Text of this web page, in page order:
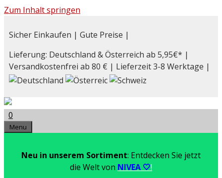
Zum Inhalt springen
Sicher Einkaufen | Gute Preise |
Lieferung: Deutschland & Österreich ab 5,95€* |
Versandkostenfrei ab 80 € | Lieferzeit 3-8 Werktage |
0
Menu
Neu in unserem Sortiment: Entdecken Sie jetzt
die Welt von NIVEA 🤍!